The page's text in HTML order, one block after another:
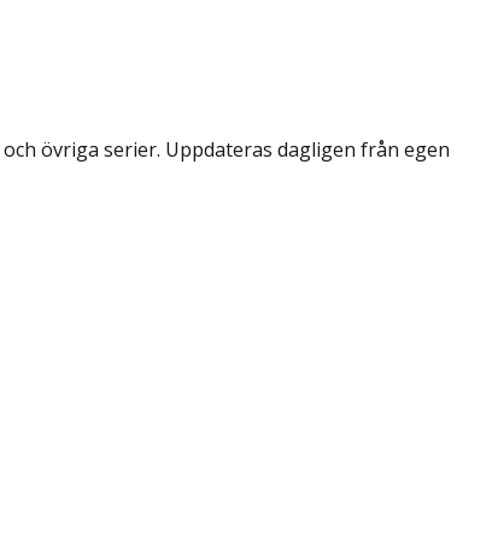
övriga serier. Uppdateras dagligen från egen